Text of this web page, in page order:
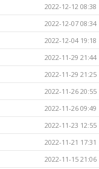
2022-12-12 08:38
2022-12-07 08:34
2022-12-04 19:18
2022-11-29 21:44
2022-11-29 21:25
2022-11-26 20:55
2022-11-26 09:49
2022-11-23 12:55
2022-11-21 17:31
2022-11-15 21:06